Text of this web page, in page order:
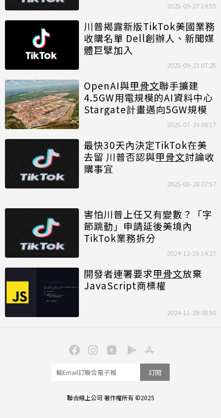
2025-09-27 14:55
川普揭露新版TikTok美國業務
收購名單 Dell創辦人、新聞媒
體巨擘加入
2025-09-23 07:25
OpenAI與甲骨文聯手擴建
4.5GW用電規模的AI資料中心
Stargate計畫邁向5GW規模
2025-07-24 08:17
最快30天內決定TikTok在美
去留 川普否認與甲骨文討論收
購事宜
2025-01-28 07:57
害怕川普上任又有變數？「字
節跳動」申請延後美境內
TikTok業務拆分
2024-12-15 14:27
開發者連署要求甲骨文放棄
JavaScript商標權
2024-11-29 08:50
訂閱
聯合線上公司 著作權所有 ©2025